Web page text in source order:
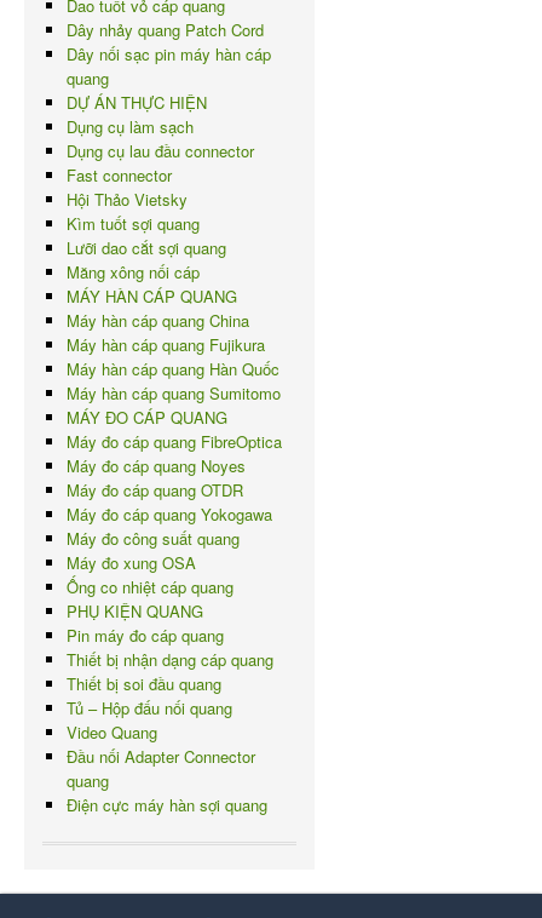
Dao tuốt vỏ cáp quang
Dây nhảy quang Patch Cord
Dây nối sạc pin máy hàn cáp
quang
DỰ ÁN THỰC HIỆN
Dụng cụ làm sạch
Dụng cụ lau đầu connector
Fast connector
Hội Thảo Vietsky
Kìm tuốt sợi quang
Lưỡi dao cắt sợi quang
Măng xông nối cáp
MÁY HÀN CÁP QUANG
Máy hàn cáp quang China
Máy hàn cáp quang Fujikura
Máy hàn cáp quang Hàn Quốc
Máy hàn cáp quang Sumitomo
MÁY ĐO CÁP QUANG
Máy đo cáp quang FibreOptica
Máy đo cáp quang Noyes
Máy đo cáp quang OTDR
Máy đo cáp quang Yokogawa
Máy đo công suất quang
Máy đo xung OSA
Ống co nhiệt cáp quang
PHỤ KIỆN QUANG
Pin máy đo cáp quang
Thiết bị nhận dạng cáp quang
Thiết bị soi đầu quang
Tủ – Hộp đấu nối quang
Video Quang
Đầu nối Adapter Connector
quang
Điện cực máy hàn sợi quang